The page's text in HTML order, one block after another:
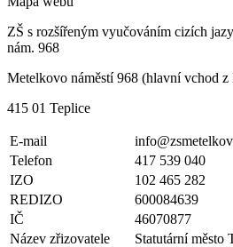
ZŠ s rozšířeným vyučováním cizích
nám. 968
Metelkovo náměstí 968 (hlavní vchod
415 01 Teplice
E-mail
Telefon
417 539 040
IZO
102 465 282
REDIZO
600084639
IČ
46070877
Název zřizovatele
Statutární město